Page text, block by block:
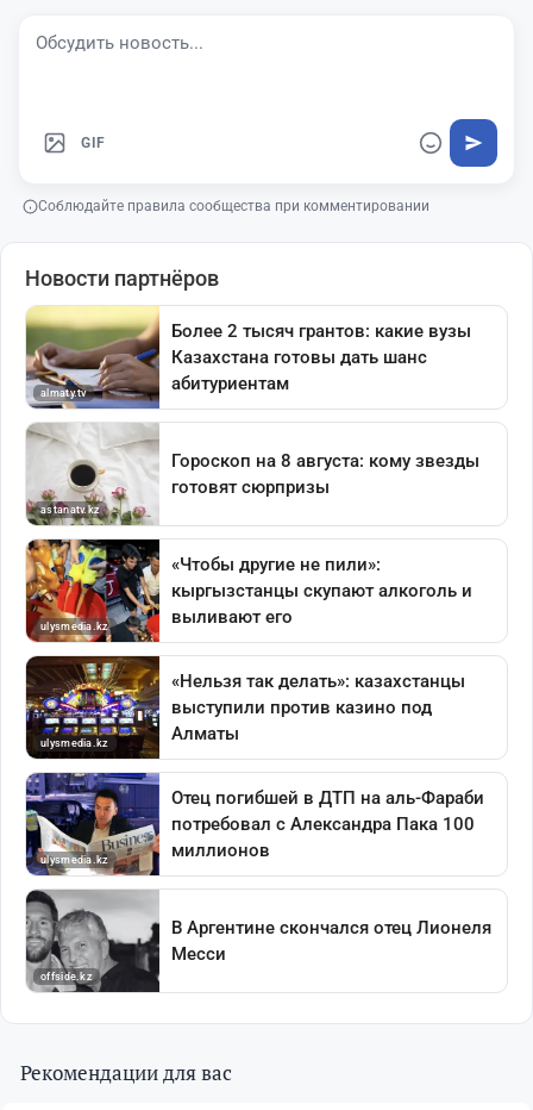
GIF
Соблюдайте правила сообщества при комментировании
Рекомендации для вас